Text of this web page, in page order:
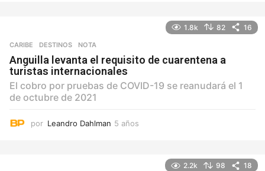
1.8k 82 16
CARIBE ,DESTINOS NOTA
Anguilla levanta el requisito de cuarentena a
turistas internacionales
El cobro por pruebas de COVID-19 se reanudará el 1
de octubre de 2021
por Leandro Dahlman 5 años
2.2k 98 18